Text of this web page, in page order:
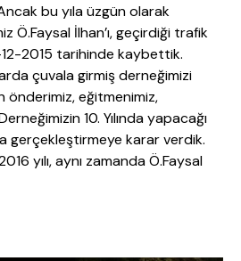
Ancak bu yıla üzgün olarak
Ö.Faysal İlhan’ı, geçirdiği trafik
12-2015 tarihinde kaybettik.
çuvala girmiş derneğimizi
önderimiz, eğitmenimiz,
10. Yılında yapacağı
gerçekleştirmeye karar verdik.
yılı, aynı zamanda Ö.Faysal